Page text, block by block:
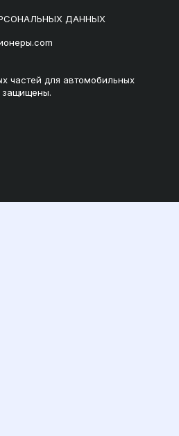
ДАННЫХ
частей для автомобильных
защищены.